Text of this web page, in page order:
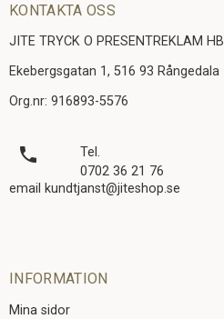
KONTAKTA OSS
JITE TRYCK O PRESENTREKLAM HB
Ekebergsgatan 1, 516 93 Rångedala
Org.nr: 916893-5576
local_phone
Tel.
0702 36 21 76
email kundtjanst@jiteshop.se
INFORMATION
Mina sidor